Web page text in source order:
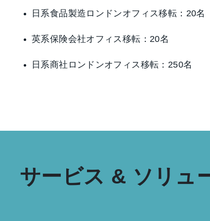
日系食品製造ロンドンオフィス移転：20名
英系保険会社オフィス移転：20名
日系商社ロンドンオフィス移転：250名
サービス & ソリュ